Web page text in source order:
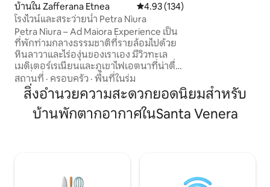
บ้านใน Zafferana Etnea คะแนนเฉลี่ย 4.93 จาก 5, 134 รีวิว
4.93 (134)
โรงไวน์และสระว่ายน้ำ Petra Nìura
Petra Nìura – Ad Maiora Experience เป็น
ที่พักท่ามกลางธรรมชาติที่รายล้อมไปด้วย
หินลาวาและไร่องุ่นของเราเอง มีวิวทะเล
เมดิเตอร์เรเนียนและภูเขาไฟเอตนาที่น่าตื่น
ตาตื่นใจ จากซากปรักหักพังของ Palmento
ในซิซิลีโบราณยุค 700 มี Winery Lodge
สำหรับ 4 +2 เตียง พร้อมสวนที่สร้างความ
รู้สึกดี สระว่ายน้ำสำหรับใช้งานโดยเฉพาะ
สถานที่ · ครอบครัว · พื้นที่ในร่ม
สิ่งอำนวยความสะดวกยอดนิยมสำหรับ
บ้านพักตากอากาศในSanta Venera